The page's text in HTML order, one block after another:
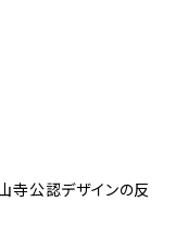
寺公認デザインの反